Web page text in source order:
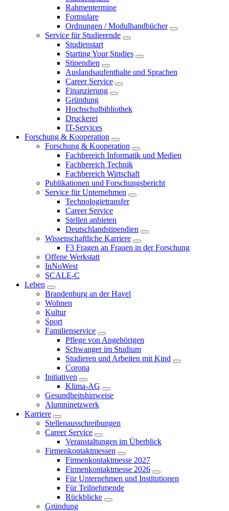
Rahmentermine
Formulare
Ordnungen / Modulhandbücher
Service für Studierende
Studienstart
Starting Your Studies
Stipendien
Auslandsaufenthalte und Sprachen
Career Service
Finanzierung
Gründung
Hochschulbibliothek
Druckerei
IT-Services
Forschung & Kooperation
Forschung & Kooperation
Fachbereich Informatik und Medien
Fachbereich Technik
Fachbereich Wirtschaft
Publikationen und Forschungsbericht
Service für Unternehmen
Technologietransfer
Career Service
Stellen anbieten
Deutschlandstipendien
Wissenschaftliche Karriere
F3 Fragen an Frauen in der Forschung
Offene Werkstatt
InNoWest
SCALE-C
Leben
Brandenburg an der Havel
Wohnen
Kultur
Sport
Familienservice
Pflege von Angehörigen
Schwanger im Studium
Studieren und Arbeiten mit Kind
Corona
Initiativen
Klima-AG
Gesundheitshinweise
Alumninetzwerk
Karriere
Stellenausschreibungen
Career Service
Veranstaltungen im Überblick
Firmenkontaktmessen
Firmenkontaktmesse 2027
Firmenkontaktmesse 2026
Für Unternehmen und Institutionen
Für Teilnehmende
Rückblicke
Gründung